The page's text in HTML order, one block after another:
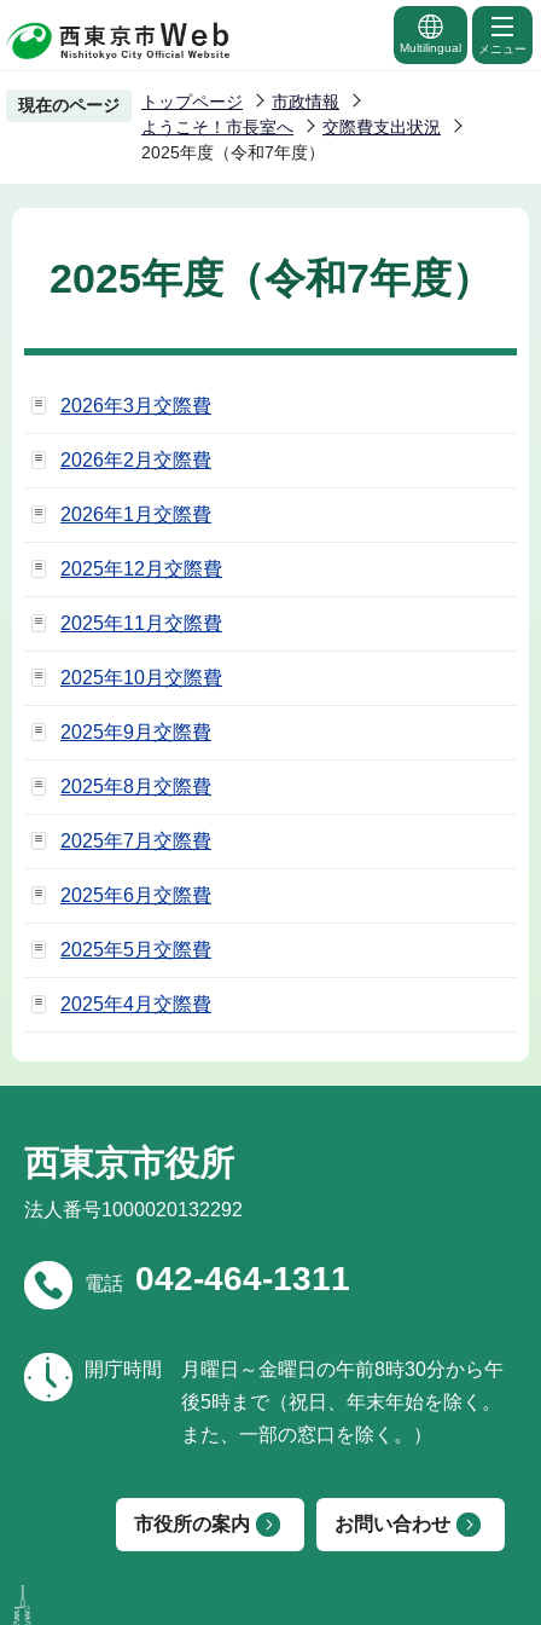
の
ー
の
先
Multilingual メニュー
現在のページ トップページ
市政情報
ようこそ！市長室へ
交際費支出状況
2025年度（令和7年度）
2025年度（令和7年度）
2026年3月交際費
2026年2月交際費
2026年1月交際費
2025年12月交際費
2025年11月交際費
2025年10月交際費
2025年9月交際費
2025年8月交際費
2025年7月交際費
2025年6月交際費
2025年5月交際費
2025年4月交際費
西東京市役所
法人番号1000020132292
電話 042-464-1311
開庁時間
月曜日～金曜日の午前8時30分から午
後5時まで（祝日、年末年始を除く。
また、一部の窓口を除く。）
市役所の案内 お問い合わせ